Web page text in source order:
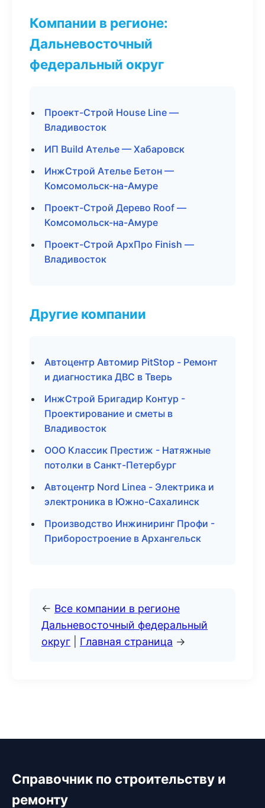
Компании в регионе:
Дальневосточный
федеральный округ
Проект-Строй House Line —
Владивосток
ИП Build Ателье — Хабаровск
ИнжСтрой Ателье Бетон —
Комсомольск-на-Амуре
Проект-Строй Дерево Roof —
Комсомольск-на-Амуре
Проект-Строй АрхПро Finish —
Владивосток
Другие компании
Автоцентр Автомир PitStop - Ремонт
и диагностика ДВС в Тверь
ИнжСтрой Бригадир Контур -
Проектирование и сметы в
Владивосток
ООО Классик Престиж - Натяжные
потолки в Санкт-Петербург
Автоцентр Nord Linea - Электрика и
электроника в Южно-Сахалинск
Производство Инжиниринг Профи -
Приборостроение в Архангельск
← Все компании в регионе
Дальневосточный федеральный
округ
Главная страница →
Справочник по строительству и
ремонту